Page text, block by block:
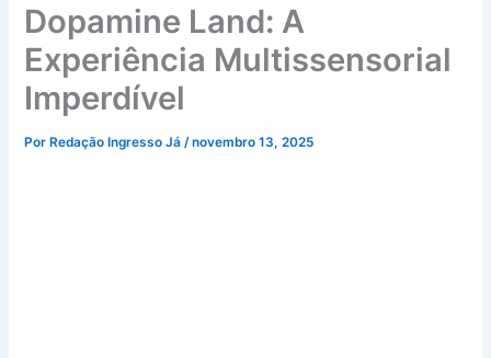
Dopamine Land: A
Experiência Multissensorial
Imperdível
Por Redação Ingresso Já/novembro 13, 2025